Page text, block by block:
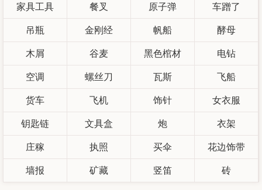
家具工具 餐叉 原子弹 车蹭了
吊瓶 金刚经 帆船 酵母
木屑 谷麦 黑色棺材 电钻
空调 螺丝刀 瓦斯 飞船
货车 飞机 饰针 女衣服
钥匙链 文具盒 炮 衣架
庄稼 执照 买伞 花边饰带
墙报 矿藏 竖笛 砖